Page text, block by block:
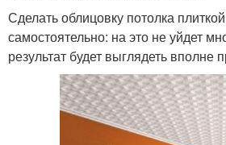
Сделать облицовку потолка
самостоятельно: на это не уйдет
результат будет выглядеть вполне